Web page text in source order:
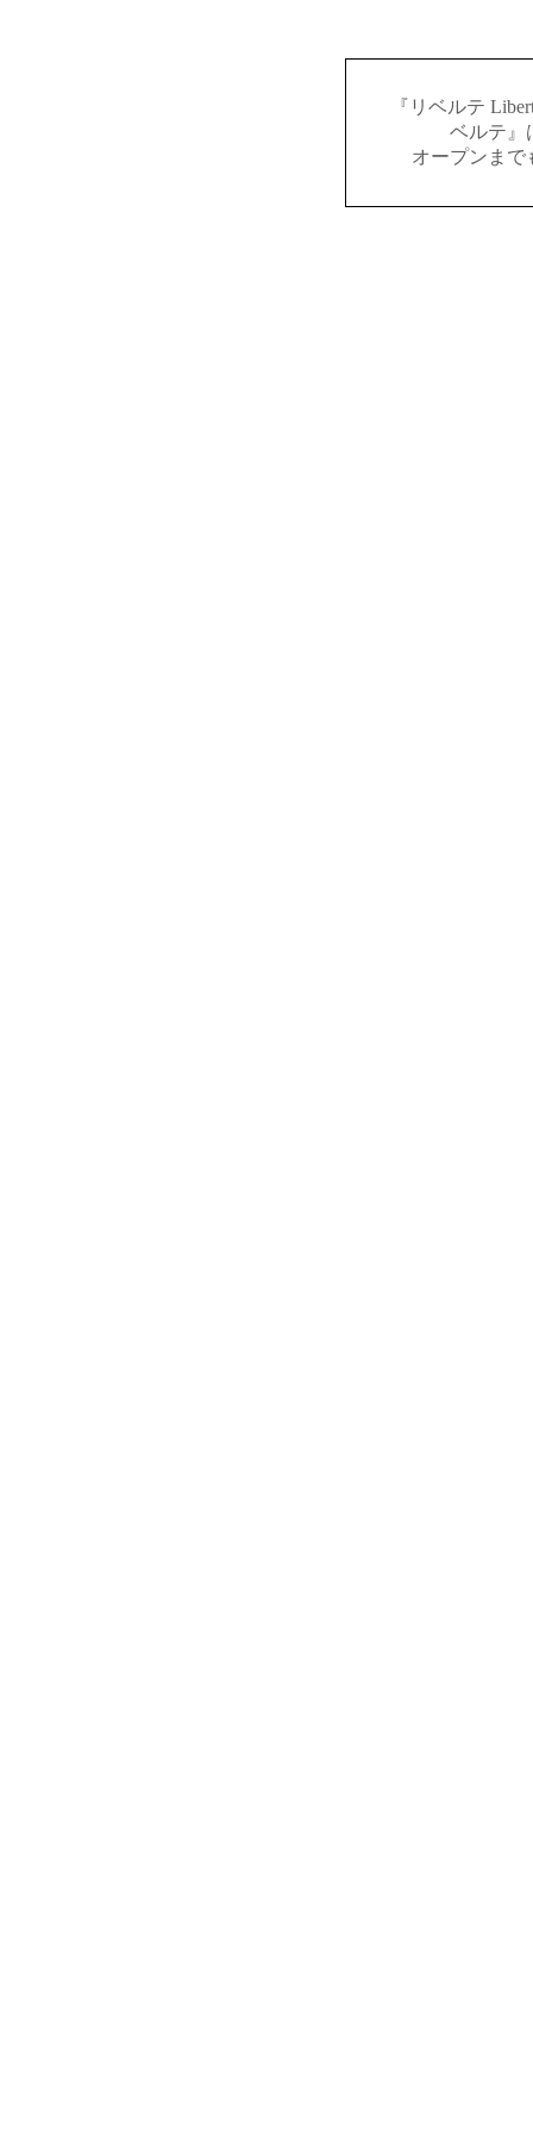
『リベルテ
ベルテ』
オープンまで